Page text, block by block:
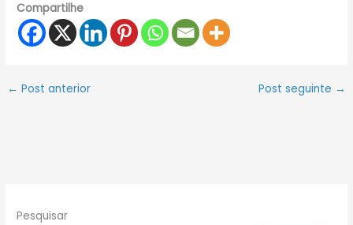
Compartilhe
← Post anterior Post seguinte →
Pesquisar